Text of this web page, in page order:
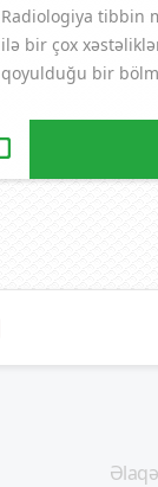
Radiologiya tibbin
ilə bir çox
qoyulduğu bir
Əlaqə